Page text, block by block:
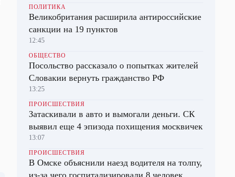
ПОЛИТИКА
Великобритания расширила антироссийские
санкции на 19 пунктов
12:45
ОБЩЕСТВО
Посольство рассказало о попытках жителей
Словакии вернуть гражданство РФ
13:25
ПРОИСШЕСТВИЯ
Затаскивали в авто и вымогали деньги. СК
выявил еще 4 эпизода похищения москвичек
13:07
ПРОИСШЕСТВИЯ
В Омске объяснили наезд водителя на толпу,
из-за чего госпитализировали 8 человек